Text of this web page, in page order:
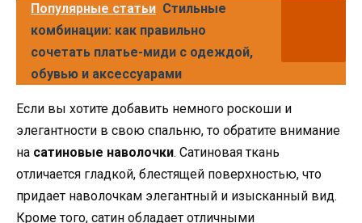
Популярные статьи Стильные
комбинации: как правильно
сочетать платье-миди с одеждой,
обувью и аксессуарами
Если вы хотите добавить немного роскоши и
элегантности в свою спальню, то обратите внимание
на сатиновые наволочки. Сатиновая ткань
отличается гладкой, блестящей поверхностью, что
придает наволочкам элегантный и изысканный вид.
Кроме того, сатин обладает отличными